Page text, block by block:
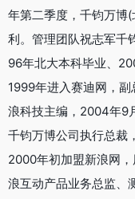
年第二季度，千钧万博
利。管理团队祝志军千
96年北大本科毕业、
1999年进入赛迪网，
浪科技主编，2004年9
千钧万博公司执行总裁
2000年初加盟新浪网
浪互动产品业务总监、